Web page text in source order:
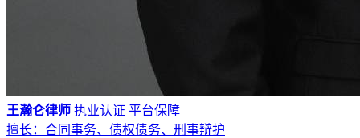
王瀚仑律师 执业认证 平台保障
擅长：合同事务、债权债务、刑事辩护